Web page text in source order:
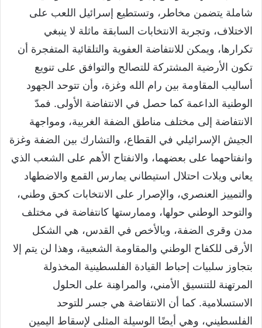
شاملة يتضمن مخاطر، وتستطيع إسرائيل اللعب على
الاختلاف، وتجربة الانتخابات السابقة ماثلة لا ينبغي
تكرارها، ويمكن للانتفاضة العفوية والتلقائية المتفجرة أن
تكون الأرضية المشتركة للتصالح والتوافق على تنويع
أساليب المقاومة بين رام الله وغزة، وأن تتوحد الجهود
الوطنية الداعمة كما حصل في الانتفاضة الأولى. فمدّ
الانتفاضة إلى مختلف مناطق الضفة الغربية، ومواجهة
الجيش الإسرائيلي في القطاع، والتشارك بين الضفة وغزة
وانفتاحهما على بعضهما، والانفتاح الأهم على الشعب الذي
يعاني ويلات احتلال استيطاني يمارس القمع والاضطهاد
والتمييز العنصري، والإصرار على الانتخابات كحق وطني،
والتوحد الوطني حولها، وممارستها كانتفاضة في مختلف
مدن وقرى الضفة، وبالأخص في القدس، هي الشكل
الأرقى للكفاح الوطني والمقاومة الشعبية، وهذا لن يتم إلا
بتجاوز سلبيات إحباط القيادة الفلسطينية المخذولة
المرتهنة للتنسيق الأمني، والمراهِنة على الحلول
الاستسلامية. كما أن الانتفاضة هي جسر للتوحد
الفلسطيني، وهي أيضًا الوسيلة المثلى لإسقاط اليمين